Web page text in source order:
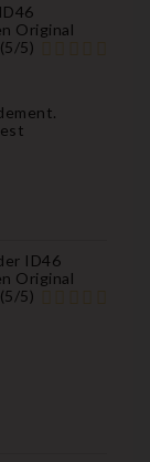
Original
(5/5)
ID46
Original
(5/5)